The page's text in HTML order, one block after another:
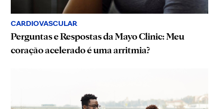
CARDIOVASCULAR
Perguntas e Respostas da Mayo Clinic: Meu
coração acelerado é uma arritmia?